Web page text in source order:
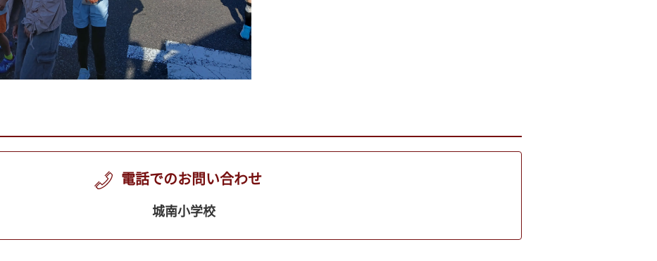
電話でのお問い合わせ
城南小学校